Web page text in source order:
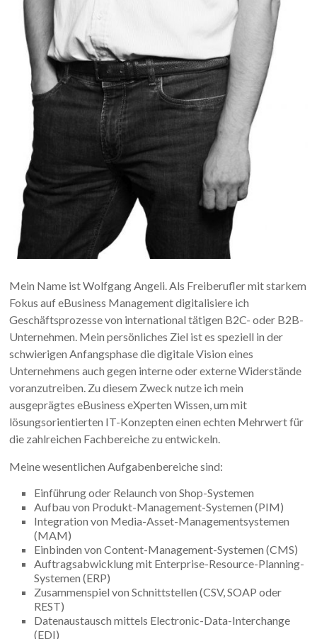
Mein Name ist Wolfgang Angeli. Als Freiberufler mit starkem
Fokus auf eBusiness Management digitalisiere ich
Geschäftsprozesse von international tätigen B2C- oder B2B-
Unternehmen. Mein persönliches Ziel ist es speziell in der
schwierigen Anfangsphase die digitale Vision eines
Unternehmens auch gegen interne oder externe Widerstände
voranzutreiben. Zu diesem Zweck nutze ich mein
ausgeprägtes eBusiness eXperten Wissen, um mit
lösungsorientierten IT-Konzepten einen echten Mehrwert für
die zahlreichen Fachbereiche zu entwickeln.
Meine wesentlichen Aufgabenbereiche sind:
Einführung oder Relaunch von Shop-Systemen
Aufbau von Produkt-Management-Systemen (PIM)
Integration von Media-Asset-Managementsystemen
(MAM)
Einbinden von Content-Management-Systemen (CMS)
Auftragsabwicklung mit Enterprise-Resource-Planning-
Systemen (ERP)
Zusammenspiel von Schnittstellen (CSV, SOAP oder
REST)
Datenaustausch mittels Electronic-Data-Interchange
(EDI)